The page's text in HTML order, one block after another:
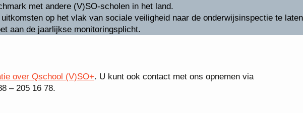
met andere (V)SO-scholen in het land.
op het vlak van sociale veiligheid naar de onderwijsinspectie te laten
aan de jaarlijkse monitoringsplicht.
over Qschool (V)SO+. U kunt ook contact met ons opnemen via
– 205 16 78.